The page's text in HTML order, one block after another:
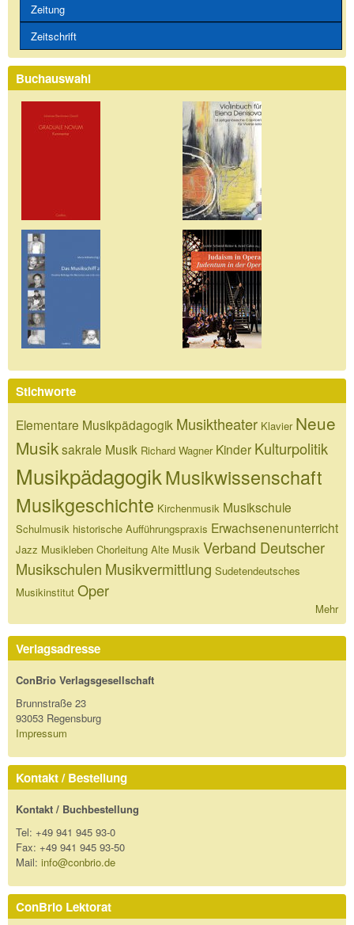
Zeitung
Zeitschrift
Buchauswahl
Stichworte
Elementare Musikpädagogik Musiktheater Klavier Neue
Musiksakrale Musik Richard Wagner Kinder Kulturpolitik
MusikpädagogikMusikwissenschaft
Musikgeschichte Kirchenmusik Musikschule
Schulmusik historische Aufführungspraxis Erwachsenenunterricht
Jazz Musikleben Chorleitung Alte Musik Verband Deutscher
Musikschulen Musikvermittlung Sudetendeutsches
Musikinstitut Oper
Mehr
Verlagsadresse
ConBrio Verlagsgesellschaft
Brunnstraße 23
93053 Regensburg
Impressum
Kontakt / Bestellung
Kontakt / Buchbestellung
Tel: +49 941 945 93-0
Fax: +49 941 945 93-50
Mail: info@conbrio.de
ConBrio Lektorat